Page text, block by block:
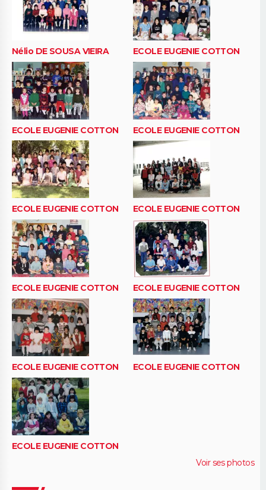
Nélio DE SOUSA VIEIRA ECOLE EUGENIE COTTON
ECOLE EUGENIE COTTON ECOLE EUGENIE COTTON
ECOLE EUGENIE COTTON ECOLE EUGENIE COTTON
ECOLE EUGENIE COTTON ECOLE EUGENIE COTTON
ECOLE EUGENIE COTTON ECOLE EUGENIE COTTON
ECOLE EUGENIE COTTON
Voir ses photos